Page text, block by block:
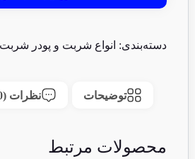
دسته‌بندی: انواع شربت و پودر شربت
توضیحات نظرات (0)
محصولات مرتبط